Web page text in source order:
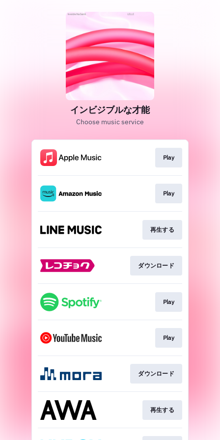
インビジブルな才能
Choose music service
Play
Play
再生する
ダウンロード
Play
Play
ダウンロード
再生する